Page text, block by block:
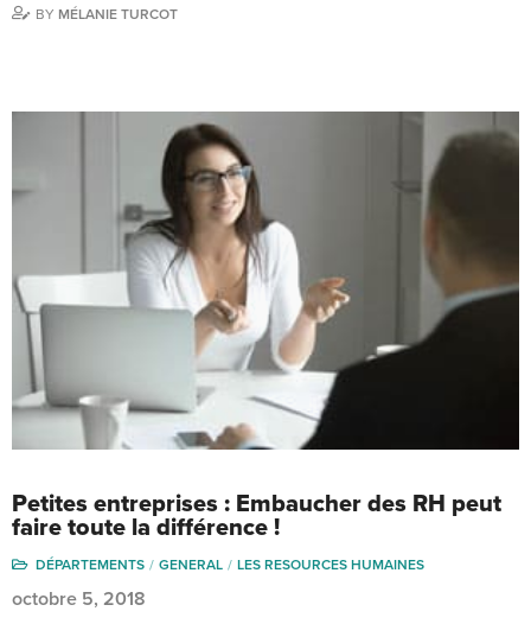
BY MÉLANIE TURCOT
Petites entreprises : Embaucher des RH peut
faire toute la différence !
DÉPARTEMENTS GENERAL LES RESOURCES HUMAINES
octobre 5, 2018